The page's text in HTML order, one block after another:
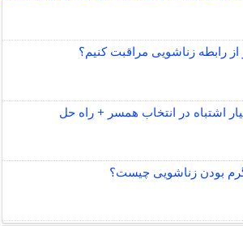
رابطه زناشویی مراقبت کنیم؟
بودن زناشویی چیست؟